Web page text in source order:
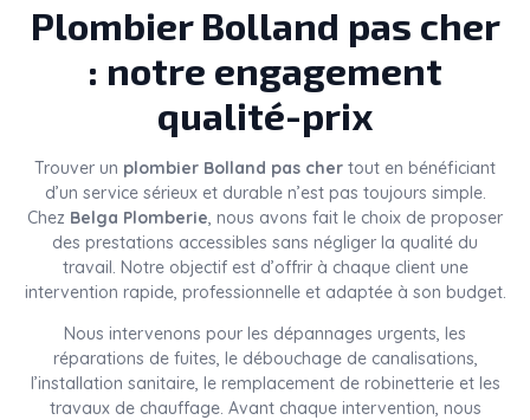
Plombier Bolland pas cher
: notre engagement
qualité-prix
Trouver un plombier Bolland pas cher tout en bénéficiant
d’un service sérieux et durable n’est pas toujours simple.
Chez Belga Plomberie , nous avons fait le choix de proposer
des prestations accessibles sans négliger la qualité du
travail. Notre objectif est d’offrir à chaque client une
intervention rapide, professionnelle et adaptée à son budget.
Nous intervenons pour les dépannages urgents, les
réparations de fuites, le débouchage de canalisations,
l’installation sanitaire, le remplacement de robinetterie et les
travaux de chauffage. Avant chaque intervention, nous